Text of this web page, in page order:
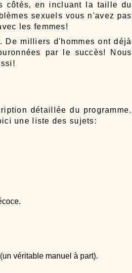
côtés, en incluant la taille du
sexuels vous n'avez pas
les femmes!
De milliers d'hommes ont déjà
par le succès! Nous
détaillée du programme.
une liste des sujets:
véritable manuel à part).